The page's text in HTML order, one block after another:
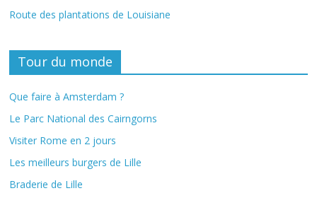
Route des plantations de Louisiane
Tour du monde
Que faire à Amsterdam ?
Le Parc National des Cairngorns
Visiter Rome en 2 jours
Les meilleurs burgers de Lille
Braderie de Lille